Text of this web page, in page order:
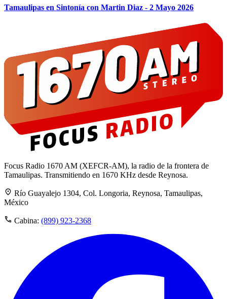
Tamaulipas en Sintonía con Martin Diaz - 2 Mayo 2026
Focus Radio 1670 AM (XEFCR-AM), la radio de la frontera de
Tamaulipas. Transmitiendo en 1670 KHz desde Reynosa.
Río Guayalejo 1304, Col. Longoria, Reynosa, Tamaulipas,
México
Cabina: (899) 923-2368